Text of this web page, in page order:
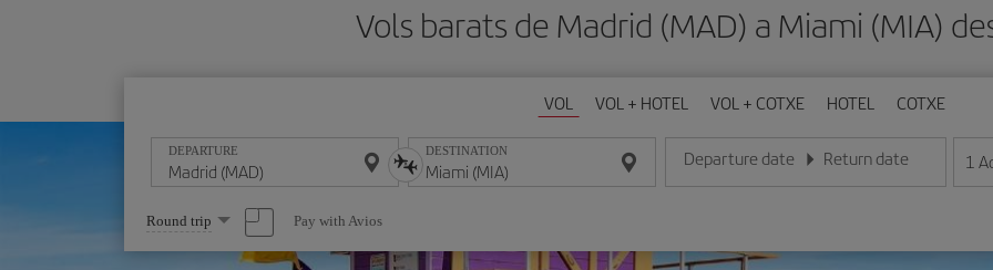
Vols barats de Madrid (MAD) a Miami (MIA)
VOL VOL + HOTEL VOL + COTXE HOTEL COTXE
DEPARTURE DESTINATION Departure date
Introduce la fecha en format dia/mes/any
Return date
Introduce la fecha en format
1
Select
one
option
Round trip Pay with Avios